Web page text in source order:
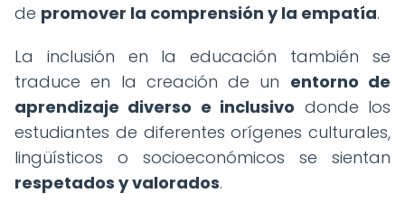
de promover la comprensión y la empatía.
La inclusión en la educación también se
traduce en la creación de un entorno de
aprendizaje diverso e inclusivo donde los
estudiantes de diferentes orígenes culturales,
lingüísticos o socioeconómicos se sientan
respetados y valorados.